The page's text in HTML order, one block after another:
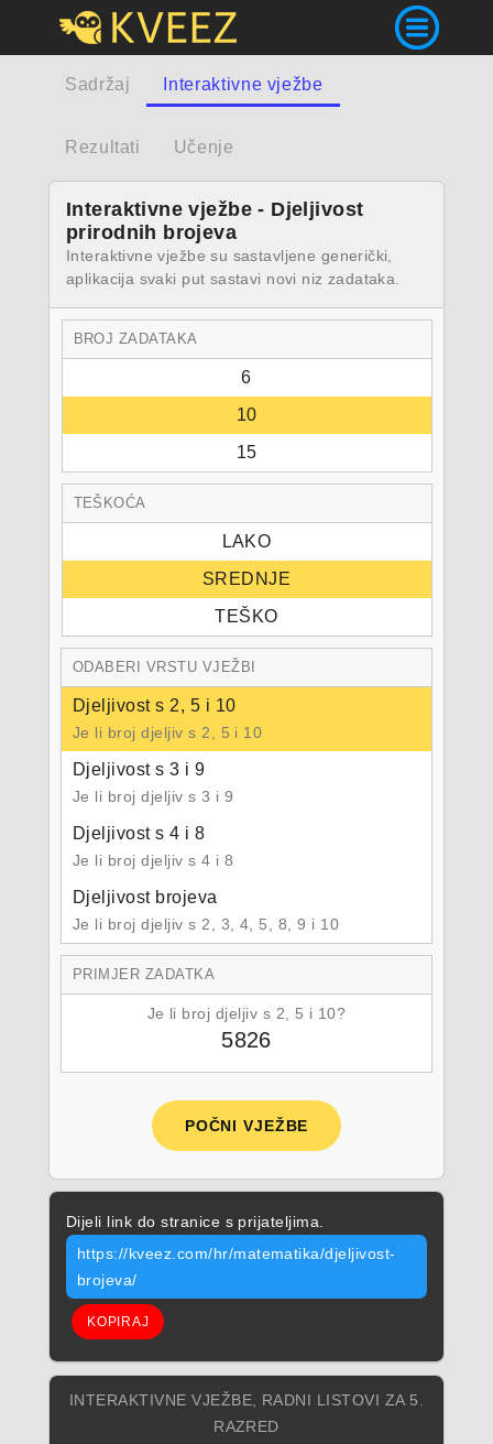
Sadržaj Interaktivne vježbe
Rezultati Učenje
Interaktivne vježbe - Djeljivost
prirodnih brojeva
Interaktivne vježbe su sastavljene generički,
aplikacija svaki put sastavi novi niz zadataka.
BROJ ZADATAKA
6
10
15
TEŠKOĆA
LAKO
SREDNJE
TEŠKO
ODABERI VRSTU VJEŽBI
Djeljivost s 2, 5 i 10
Je li broj djeljiv s 2, 5 i 10
Djeljivost s 3 i 9
Je li broj djeljiv s 3 i 9
Djeljivost s 4 i 8
Je li broj djeljiv s 4 i 8
Djeljivost brojeva
Je li broj djeljiv s 2, 3, 4, 5, 8, 9 i 10
PRIMJER ZADATKA
Je li broj djeljiv s 2, 5 i 10?
5826
POČNI VJEŽBE
Dijeli link do stranice s prijateljima.
https://kveez.com/hr/matematika/djeljivost-
brojeva/
KOPIRAJ
INTERAKTIVNE VJEŽBE, RADNI LISTOVI ZA 5.
RAZRED